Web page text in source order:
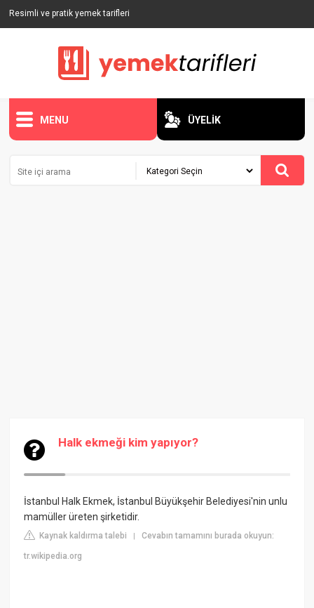
Resimli ve pratik yemek tarifleri
MENU ÜYELİK
Halk ekmeği kim yapıyor?
İstanbul Halk Ekmek, İstanbul Büyükşehir Belediyesi'nin unlu
mamüller üreten şirketidir.
Kaynak kaldırma talebi |Cevabın tamamını burada okuyun:
tr.wikipedia.org